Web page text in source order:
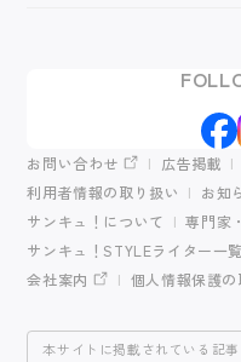
お問い合わせ 広告掲載
利用者情報の取り扱い
お知
サンキュ！について
専門家
サンキュ！STYLEライター一覧
会社案内
個人情報保護の
本サイトに掲載されている記